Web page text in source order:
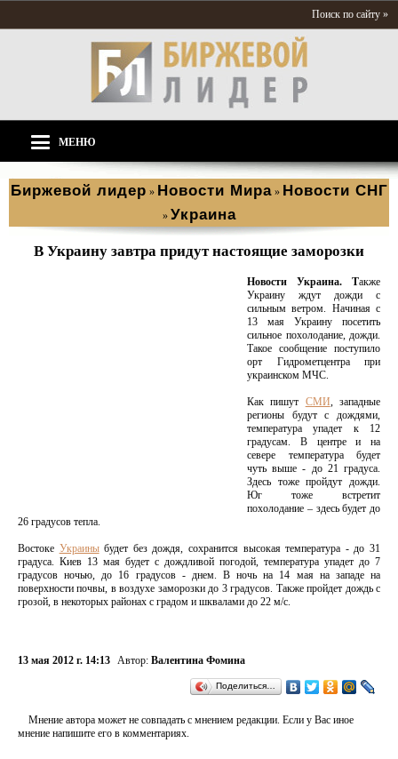
Поиск по сайту »
МЕНЮ
Биржевой лидер » Новости Мира » Новости СНГ
» Украина
В Украину завтра придут настоящие заморозки
Новости Украина. Также
Украину ждут дожди с
сильным ветром. Начиная с
13 мая Украину посетить
сильное похолодание, дожди.
Такое сообщение поступило
орт Гидрометцентра при
украинском МЧС.
Как пишут СМИ, западные
регионы будут с дождями,
температура упадет к 12
градусам. В центре и на
севере температура будет
чуть выше - до 21 градуса.
Здесь тоже пройдут дожди.
Юг тоже встретит
похолодание – здесь будет до
26 градусов тепла.
Востоке Украиныбудет без дождя, сохранится высокая температура - до 31
градуса. Киев 13 мая будет с дождливой погодой, температура упадет до 7
градусов ночью, до 16 градусов - днем. В ночь на 14 мая на западе на
поверхности почвы, в воздухе заморозки до 3 градусов. Также пройдет дождь с
грозой, в некоторых районах с градом и шквалами до 22 м/с.
13 мая 2012 г. 14:13 Автор: Валентина Фомина
Поделиться…
Мнение автора может не совпадать с мнением редакции. Если у Вас иное
мнение напишите его в комментариях.